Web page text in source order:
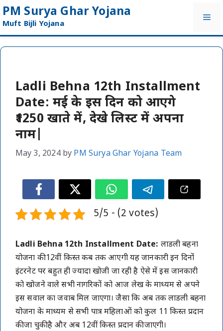
Skip
to
content
PM Surya Ghar Yojana
Muft Bijli Yojana
Ladli Behna 12th Installment
Date: मई के इस दिन को आएगे
₹1250 खाते में, देखे लिस्ट में अपना
नाम|
May 3, 2024 by PM Surya Ghar Yojana Team
5/5 - (2 votes)
Ladli Behna 12th Installment Date: लाडली बहना
योजना की 12वीं किस्त कब तक आएगी यह जानकारी इन दिनों
इंटरनेट पर बहुत ही ज्यादा खोजी जा रही है ऐसे में इस जानकारी
को खोजने वाले सभी नागरिकों को आज लेख के माध्यम से अपने
इस सवाल का जवाब मिल जाएगा। जैसा कि अब तक लाडली बहना
योजना के माध्यम से सभी पात्र महिलाओं को कुल 11 किस्त प्रदान
की जा चुकी है और अब 12वीं किस्त प्रदान की जाएगी।